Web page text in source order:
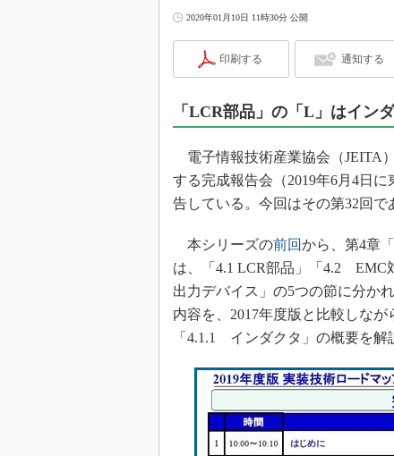
踊る
この
製品
光伝送
“異端
改革、
JASA
IHSア
「英語
ための
2020年01月10日 11時30分 公開
印刷する 通知する
「LCR部品」の「L」はイン
電子情報技術産業協会（JEITA
する完成報告会（2019年6月4日
告している。今回はその第32回で
本シリーズの前回から、第4章
は、「4.1 LCR部品」「4.2
出力デバイス」の5つの節に分か
内容を、2017年度版と比較しな
「4.1.1 インダクタ」の概要を解